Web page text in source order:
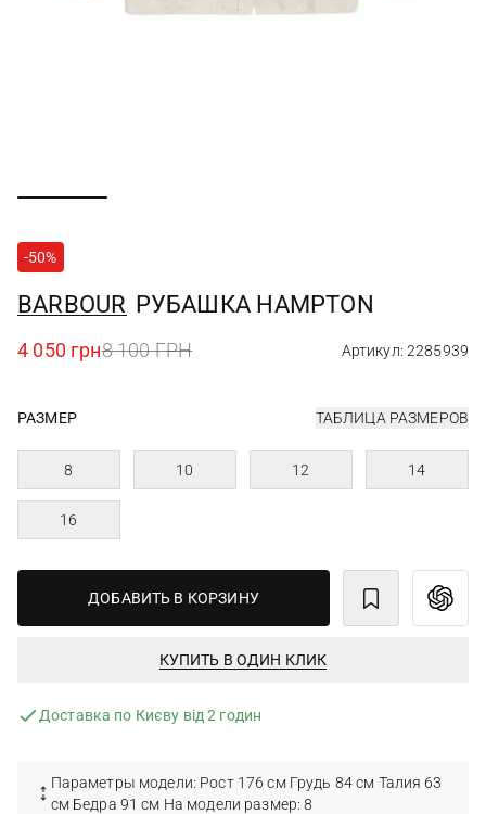
-50%
BARBOUR РУБАШКА HAMPTON
4 050 грн8 100 ГРН Артикул: 2285939
РАЗМЕР ТАБЛИЦА РАЗМЕРОВ
8 10 12 14
16
ДОБАВИТЬ В КОРЗИНУ
КУПИТЬ В ОДИН КЛИК
Доставка по Києву від 2 годин
Параметры модели: Рост 176 см Грудь 84 см Талия 63
см Бедра 91 см На модели размер: 8